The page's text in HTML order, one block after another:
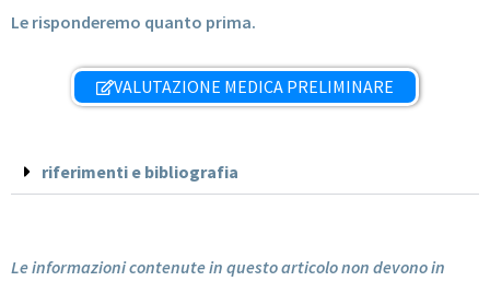
Le risponderemo quanto prima.
VALUTAZIONE MEDICA PRELIMINARE
riferimenti e bibliografia
Le informazioni contenute in questo articolo non devono in